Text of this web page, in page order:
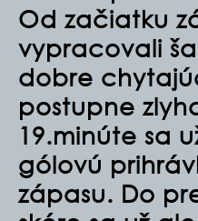
Od začiatku
vypracovali
dobre
postupne
19.minúte sa
gólovú
zápasu. Do